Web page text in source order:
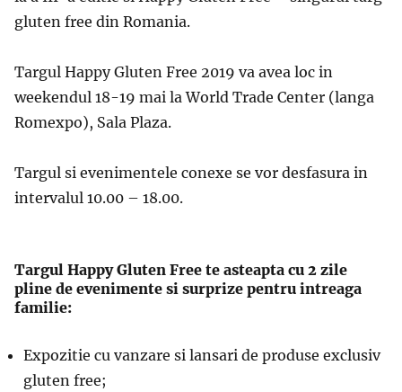
gluten free din Romania.
Targul Happy Gluten Free 2019 va avea loc in
weekendul 18-19 mai la World Trade Center (langa
Romexpo), Sala Plaza.
Targul si evenimentele conexe se vor desfasura in
intervalul 10.00 – 18.00.
Targul Happy Gluten Free te asteapta cu 2 zile
pline de evenimente si surprize pentru intreaga
familie:
Expozitie cu vanzare si lansari de produse exclusiv
gluten free;